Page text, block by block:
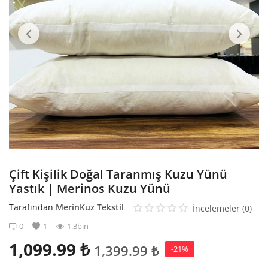
Giriş Yap
Kaydol
Çift Kişilik Doğal Taranmış Kuzu Yünü
Yastık | Merinos Kuzu Yünü
Tarafından MerinKuz Tekstil İncelemeler (0)
0 1 1.3bin
1,099.99 ₺ 1,399.99₺ -21%